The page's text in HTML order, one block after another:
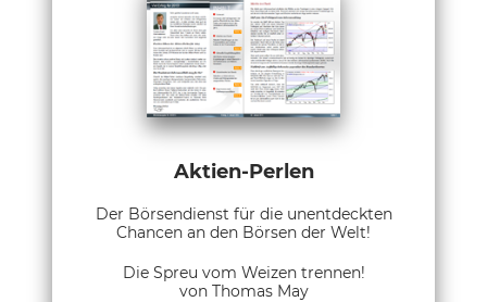
Aktien-Perlen
Der Börsendienst für die unentdeckten
Chancen an den Börsen der Welt!
Die Spreu vom Weizen trennen!
von Thomas May